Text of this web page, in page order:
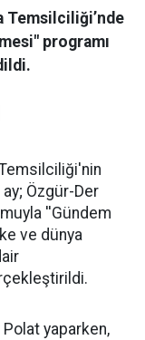
Temsilciliği’nde
programı
Özgür-Der
''Gündem
ve dünya
yaparken,